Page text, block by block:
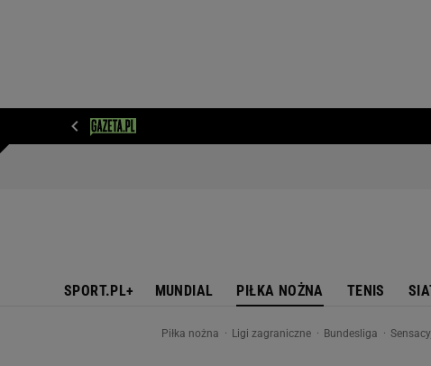
SPORT.PL+ MUNDIAL PIŁKA NOŻNA TENIS
Piłka nożna Ligi zagraniczne Bundesliga